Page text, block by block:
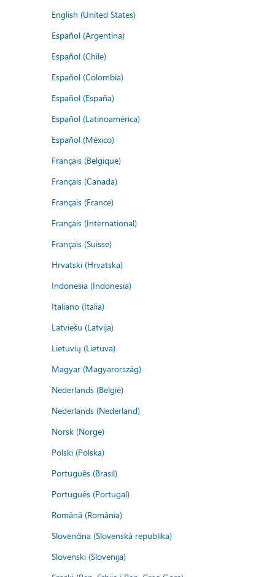
English (United States)
Español (Argentina)
Español (Chile)
Español (Colombia)
Español (España)
Español (Latinoamérica)
Español (México)
Français (Belgique)
Français (Canada)
Français (France)
Français (International)
Français (Suisse)
Hrvatski (Hrvatska)
Indonesia (Indonesia)
Italiano (Italia)
Latviešu (Latvija)
Lietuvių (Lietuva)
Magyar (Magyarország)
Nederlands (België)
Nederlands (Nederland)
Norsk (Norge)
Polski (Polska)
Português (Brasil)
Português (Portugal)
Română (România)
Slovenčina (Slovenská republika)
Slovenski (Slovenija)